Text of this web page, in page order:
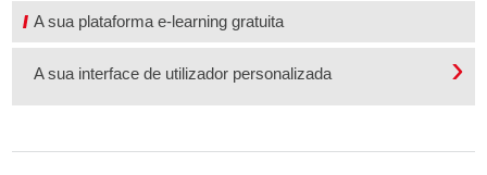
A sua plataforma e-learning gratuita
A sua interface de utilizador personalizada